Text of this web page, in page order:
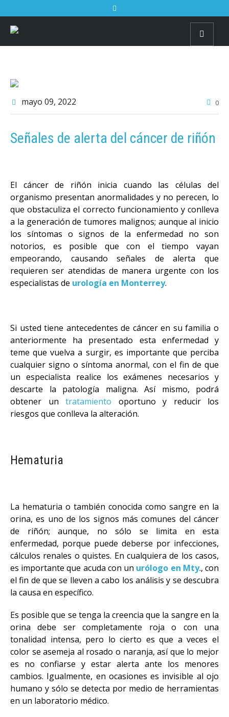
mayo 09, 2022 0
Señales de alerta del cáncer de riñón
El cáncer de riñón inicia cuando las células del
organismo presentan anormalidades y no perecen, lo
que obstaculiza el correcto funcionamiento y conlleva
a la generación de tumores malignos; aunque al inicio
los síntomas o signos de la enfermedad no son
notorios, es posible que con el tiempo vayan
empeorando, causando señales de alerta que
requieren ser atendidas de manera urgente con los
especialistas de urología en Monterrey.
Si usted tiene antecedentes de cáncer en su familia o
anteriormente ha presentado esta enfermedad y
teme que vuelva a surgir, es importante que perciba
cualquier signo o síntoma anormal, con el fin de que
un especialista realice los exámenes necesarios y
descarte la patología maligna. Así mismo, podrá
obtener un tratamiento oportuno y reducir los
riesgos que conlleva la alteración.
Hematuria
La hematuria o también conocida como sangre en la
orina, es uno de los signos más comunes del cáncer
de riñón; aunque, no sólo se limita en esta
enfermedad, porque puede deberse por infecciones,
cálculos renales o quistes. En cualquiera de los casos,
es importante que acuda con un urólogo en Mty., con
el fin de que se lleven a cabo los análisis y se descubra
la causa en específico.
Es posible que se tenga la creencia que la sangre en la
orina debe ser completamente roja o con una
tonalidad intensa, pero lo cierto es que a veces el
color se asemeja al rosado o naranja, así que lo mejor
es no confiarse y estar alerta ante los menores
cambios. Igualmente, en ocasiones es invisible al ojo
humano y sólo se detecta por medio de herramientas
en un laboratorio médico.